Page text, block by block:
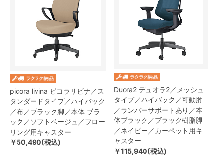
picora livina ピコラリビナ／ス
タンダードタイプ／ハイバック
／布／ブラック脚／本体 ブラ
ック／ソフトベージュ／フロー
リング用キャスター
￥50,490(税込)
Duora2 デュオラ2／メッシュ
タイプ／ハイバック／可動肘
／ランバーサポートあり／本
体ブラック／ブラック樹脂脚
／ネイビー／カーペット用キ
ャスター
￥115,940(税込)